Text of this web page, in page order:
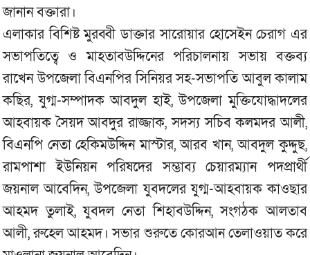
জানান বক্তারা।
এলাকার বিশিষ্ট মুরব্বী ডাক্তার সারোয়ার হোসেইন চেরাগ এর
সভাপতিত্বে ও মাহতাবউদ্দিনের পরিচালনায় সভায় বক্তব্য
রাখেন উপজেলা বিএনপির সিনিয়র সহ-সভাপতি আবুল কালাম
কছির, যুগ্ম-সম্পাদক আবদুল হাই, উপজেলা মুক্তিযোদ্ধাদলের
আহবায়ক সৈয়দ আবদুর রাজ্জাক, সদস্য সচিব কলমদর আলী,
বিএনপি নেতা হেকিমউদ্দিন মাস্টার, আরব খান, আবদুল কুদ্দুছ,
রামপাশা ইউনিয়ন পরিষদের সম্ভাব্য চেয়ারম্যান পদপ্রার্থী
জয়নাল আবেদিন, উপজেলা যুবদলের যুগ্ম-আহবায়ক কাওছার
আহমদ তুলাই, যুবদল নেতা শিহাবউদ্দিন, সংগঠক আলতাব
আলী, রুহেল আহমদ। সভার শুরুতে কোরআন তেলাওয়াত করে